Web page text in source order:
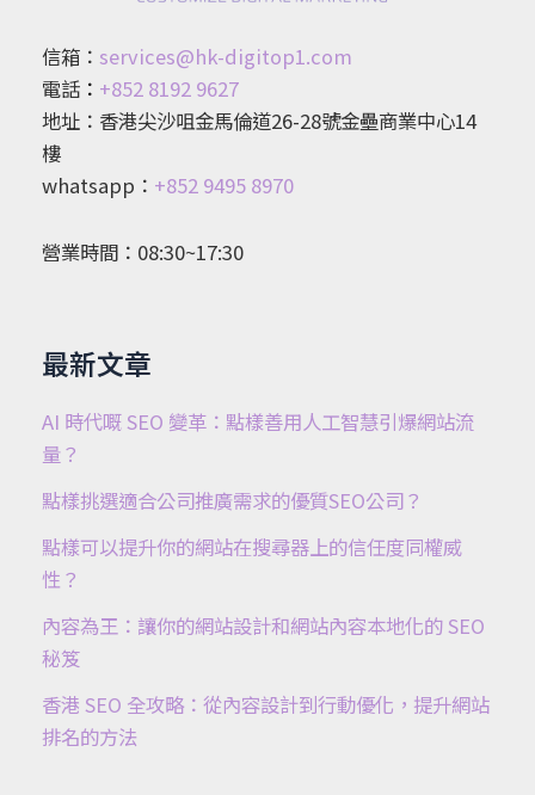
信箱： services@hk-digitop1.com
電話 ： +852 8192 9627
地址：香港尖沙咀金馬倫道26-28號金壘商業中心14
樓
whatsapp： +852 9495 8970
營業時間：08:30~17:30
最新文章
AI 時代嘅 SEO 變革：點樣善用人工智慧引爆網站流
量？
點樣挑選適合公司推廣需求的優質SEO公司？
點樣可以提升你的網站在搜尋器上的信任度同權威
性？
內容為王：讓你的網站設計和網站內容本地化的 SEO
秘笈
香港 SEO 全攻略：從內容設計到行動優化，提升網站
排名的方法